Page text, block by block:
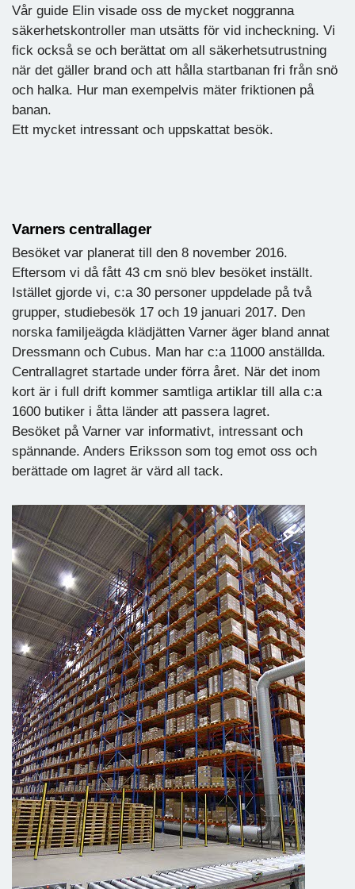
Vår guide Elin visade oss de mycket noggranna
säkerhetskontroller man utsätts för vid incheckning. Vi
fick också se och berättat om all säkerhetsutrustning
när det gäller brand och att hålla startbanan fri från snö
och halka. Hur man exempelvis mäter friktionen på
banan.
Ett mycket intressant och uppskattat besök.
Varners centrallager
Besöket var planerat till den 8 november 2016.
Eftersom vi då fått 43 cm snö blev besöket inställt.
Istället gjorde vi, c:a 30 personer uppdelade på två
grupper, studiebesök 17 och 19 januari 2017. Den
norska familjeägda klädjätten Varner äger bland annat
Dressmann och Cubus. Man har c:a 11000 anställda.
Centrallagret startade under förra året. När det inom
kort är i full drift kommer samtliga artiklar till alla c:a
1600 butiker i åtta länder att passera lagret.
Besöket på Varner var informativt, intressant och
spännande. Anders Eriksson som tog emot oss och
berättade om lagret är värd all tack.